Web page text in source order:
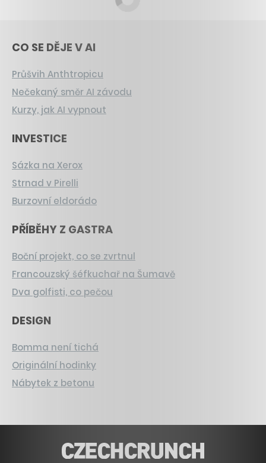
CO SE DĚJE V AI
Průšvih Anthtropicu
Nečekaný směr AI závodu
Kurzy, jak AI vypnout
INVESTICE
Sázka na Xerox
Strnad v Pirelli
Burzovní eldorádo
PŘÍBĚHY Z GASTRA
Boční projekt, co se zvrtnul
Francouzský šéfkuchař na Šumavě
Dva golfisti, co pečou
DESIGN
Bomma není tichá
Originální hodinky
Nábytek z betonu